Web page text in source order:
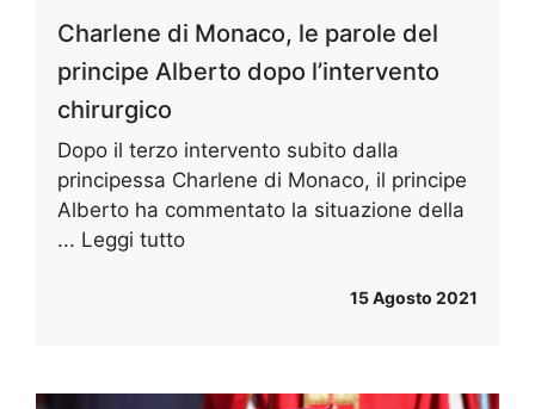
Charlene di Monaco, le parole del
principe Alberto dopo l’intervento
chirurgico
Dopo il terzo intervento subito dalla
principessa Charlene di Monaco, il principe
Alberto ha commentato la situazione della
... Leggi tutto
15 Agosto 2021